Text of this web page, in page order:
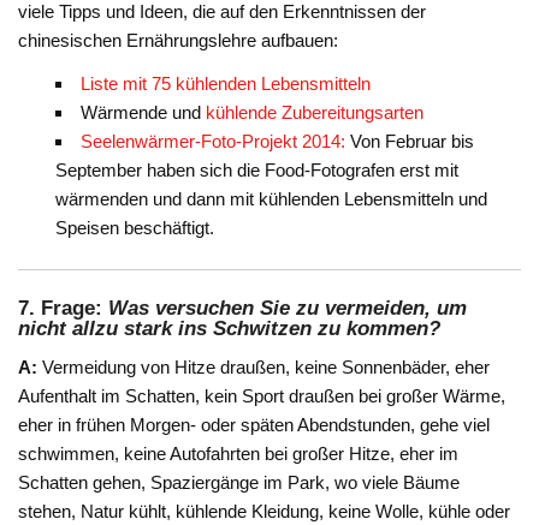
viele Tipps und Ideen, die auf den Erkenntnissen der
chinesischen Ernährungslehre aufbauen:
Liste mit 75 kühlenden Lebensmitteln
Wärmende und kühlende Zubereitungsarten
Seelenwärmer-Foto-Projekt 2014: Von Februar bis
September haben sich die Food-Fotografen erst mit
wärmenden und dann mit kühlenden Lebensmitteln und
Speisen beschäftigt.
7. Frage: Was versuchen Sie zu vermeiden, um
nicht allzu stark ins Schwitzen zu kommen?
A: Vermeidung von Hitze draußen, keine Sonnenbäder, eher
Aufenthalt im Schatten, kein Sport draußen bei großer Wärme,
eher in frühen Morgen- oder späten Abendstunden, gehe viel
schwimmen, keine Autofahrten bei großer Hitze, eher im
Schatten gehen, Spaziergänge im Park, wo viele Bäume
stehen, Natur kühlt, kühlende Kleidung, keine Wolle, kühle oder